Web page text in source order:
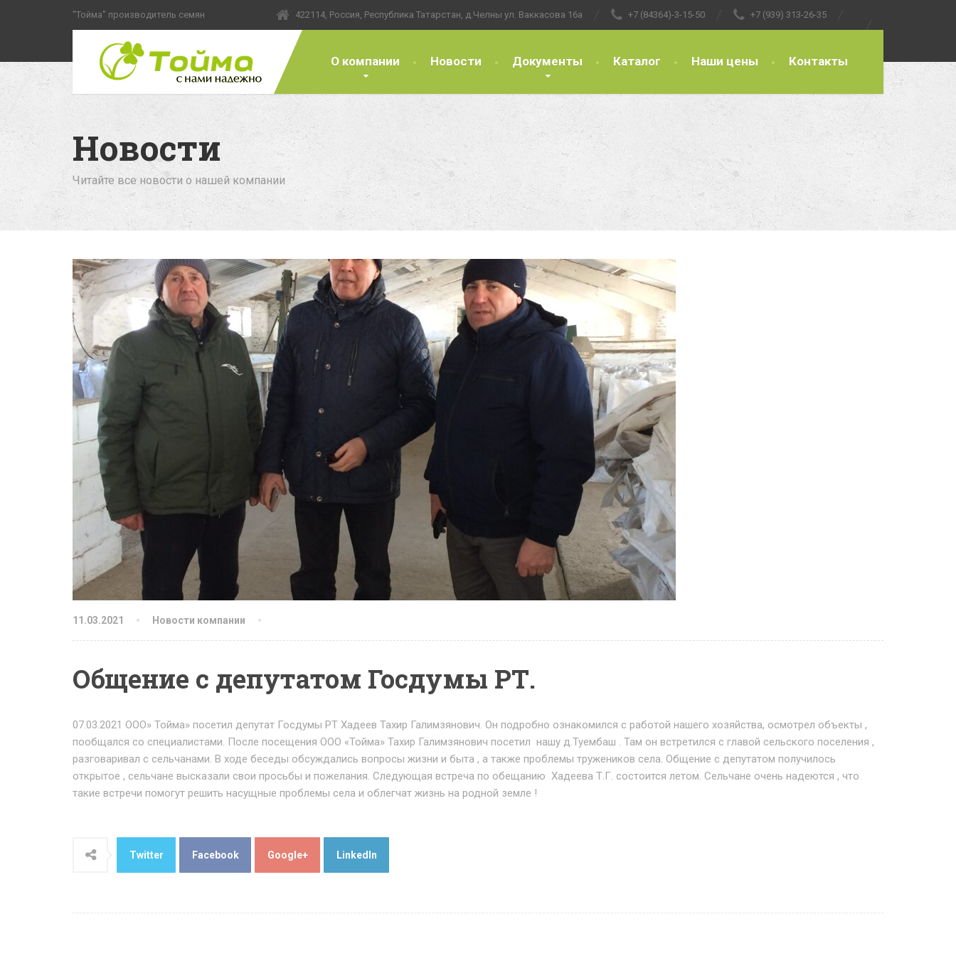
"Тойма" производитель семян 422114, Россия, Республика Татарстан, д.Челны ул. Ваккасова 16а +7 (84364)-3-15-50 +7 (939) 313-26-35
О компании Новости Документы Каталог Наши цены Контакты
Новости
Читайте все новости о нашей компании
11.03.2021 Новости компании
Общение с депутатом Госдумы РТ.
07.03.2021 ООО» Тойма» посетил депутат Госдумы РТ Хадеев Тахир Галимзянович. Он подробно ознакомился с работой нашего хозяйства, осмотрел объекты ,
пообщался со специалистами. После посещения ООО «Тойма» Тахир Галимзянович посетил нашу д.Туембаш . Там он встретился с главой сельского поселения ,
разговаривал с сельчанами. В ходе беседы обсуждались вопросы жизни и быта , а также проблемы тружеников села. Общение с депутатом получилось
открытое , сельчане высказали свои просьбы и пожелания. Следующая встреча по обещанию Хадеева Т.Г. состоится летом. Сельчане очень надеются , что
такие встречи помогут решить насущные проблемы села и облегчат жизнь на родной земле !
Twitter Facebook Google+ LinkedIn